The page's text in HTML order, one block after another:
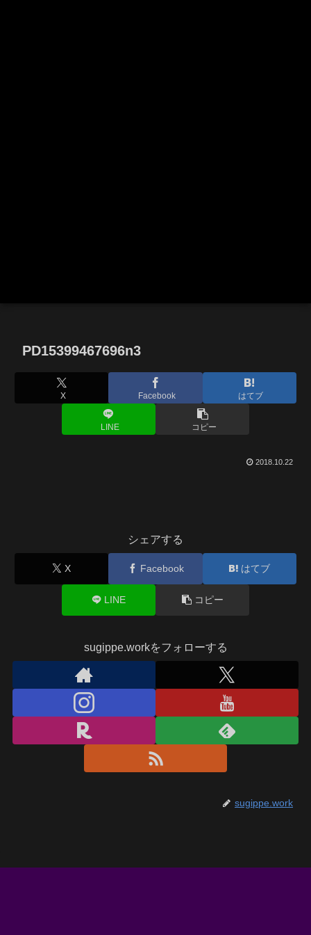
PD15399467696n3
X Facebook はてブ
LINE コピー
2018.10.22
シェアする
X Facebook はてブ
LINE コピー
sugippe.workをフォローする
sugippe.work